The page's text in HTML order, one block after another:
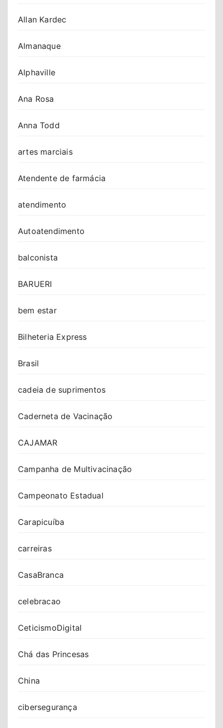
Allan Kardec
Almanaque
Alphaville
Ana Rosa
Anna Todd
artes marciais
Atendente de farmácia
atendimento
Autoatendimento
balconista
BARUERI
bem estar
Bilheteria Express
Brasil
cadeia de suprimentos
Caderneta de Vacinação
CAJAMAR
Campanha de Multivacinação
Campeonato Estadual
Carapicuíba
carreiras
CasaBranca
celebracao
CeticismoDigital
Chá das Princesas
China
cibersegurança